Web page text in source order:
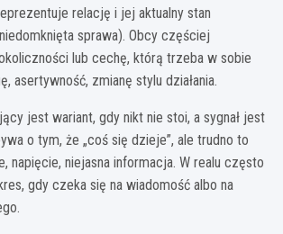
relację i jej aktualny stan
sprawa). Obcy częściej
lub cechę, którą trzeba w sobie
asertywność, zmianę stylu działania.
jest wariant, gdy nikt nie stoi, a sygnał jest
o tym, że „coś się dzieje”, ale trudno to
napięcie, niejasna informacja. W realu często
gdy czeka się na wiadomość albo na